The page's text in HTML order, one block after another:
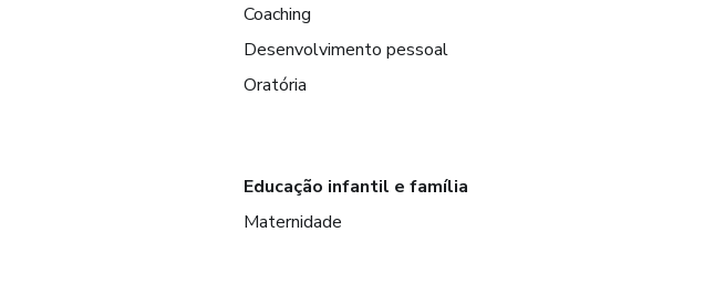
Coaching
Desenvolvimento pessoal
Oratória
Educação infantil e família
Maternidade